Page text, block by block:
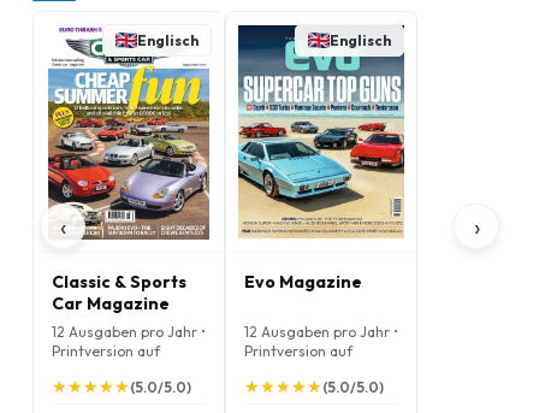
‹
Englisch
Classic & Sports
Car Magazine
12 Ausgaben pro Jahr •
Printversion auf
★
★★
★★
★★
★★
★(5.0/5.0)
Englisch
Evo Magazine
12 Ausgaben pro Jahr •
Printversion auf
★
★★
★★
★★
★★
★(5.0/5.0)
›